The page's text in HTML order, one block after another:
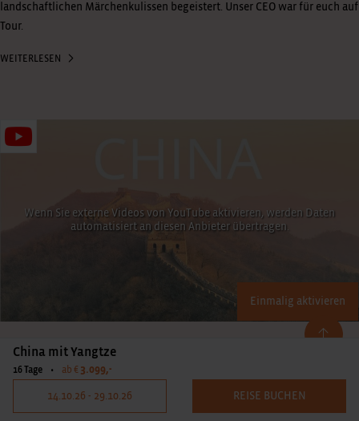
landschaftlichen Märchenkulissen begeistert. Unser CEO war für euch auf
Tour.
WEITERLESEN
Wenn Sie externe Videos von YouTube aktivieren, werden Daten
automatisiert an diesen Anbieter übertragen.
Einmalig aktivieren
Weitere Rundreisen in der Region
China mit Yangtze
16 Tage • ab € 3.099,-
14.10.26 - 29.10.26 REISE BUCHEN